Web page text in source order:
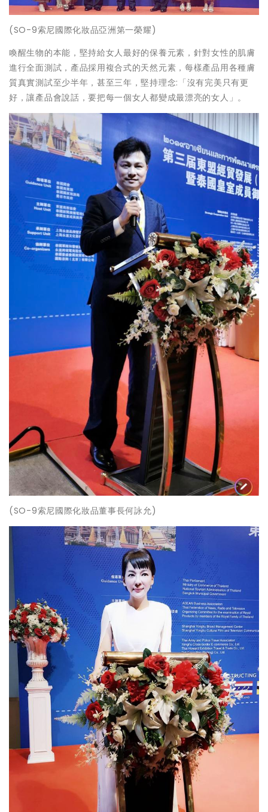
(SO-9索尼國際化妝品亞洲第一榮耀)
喚醒生物的本能，堅持給女人最好的保養元素，針對女性的肌膚
進行全面測試，產品採用複合式的天然元素，每樣產品用各種膚
質真實測試至少半年，甚至三年，堅持理念:「沒有完美只有更
好，讓產品會說話，要把每一個女人都變成最漂亮的女人」。
(SO-9索尼國際化妝品董事長何詠允)